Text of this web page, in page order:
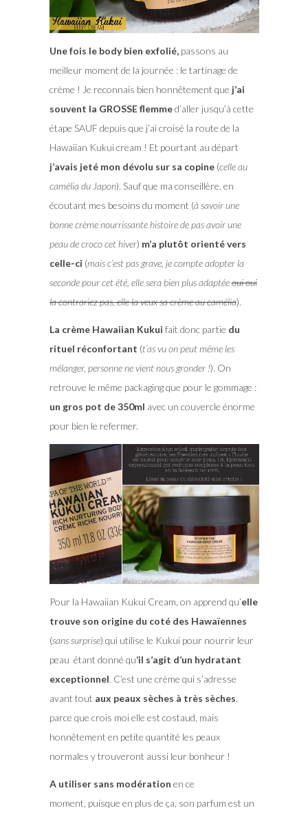
Une fois le body bien exfolié,passons au
meilleur moment de la journée : le tartinage de
crème ! Je reconnais bien honnêtement que j’ai
souvent la GROSSE flemmed’aller jusqu’à cette
étape SAUF depuis que j’ai croisé la route de la
Hawaiian Kukui cream ! Et pourtant au départ
j’avais jeté mon dévolu sur sa copine(celle au
camélia du Japon). Sauf que ma conseillère, en
écoutant mes besoins du moment (à savoir une
bonne crème nourrissante histoire de pas avoir une
peau de croco cet hiver) m’a plutôt orienté vers
celle-ci (mais c’est pas grave, je compte adopter la
seconde pour cet été, elle sera bien plus adaptéeoui oui
la contrariez pas, elle la veux sa crème au camélia).
La crème Hawaiian Kukui fait donc partie du
rituel réconfortant (t’as vu on peut même les
mélanger, personne ne vient nous gronder !). On
retrouve le même packaging que pour le gommage :
un gros pot de 350ml avec un couvercle énorme
pour bien le refermer.
Pour la Hawaiian Kukui Cream, on apprend qu’elle
trouve son origine du coté des Hawaïennes
(sans surprise) qui utilise le Kukui pour nourrir leur
peau étant donné qu‘il s’agit d’un hydratant
exceptionnel. C’est une crème qui s’adresse
avant tout aux peaux sèches à très sèches
parce que crois moi elle est costaud, mais
honnêtement en petite quantité les peaux
normales y trouveront aussi leur bonheur !
A utiliser sans modération en ce
moment, puisque en plus de ça, son parfum est un